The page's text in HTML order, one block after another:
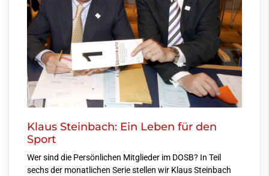
Klaus Steinbach: Ein Leben für den
Sport
Wer sind die Persönlichen Mitglieder im DOSB? In Teil
sechs der monatlichen Serie stellen wir Klaus Steinbach